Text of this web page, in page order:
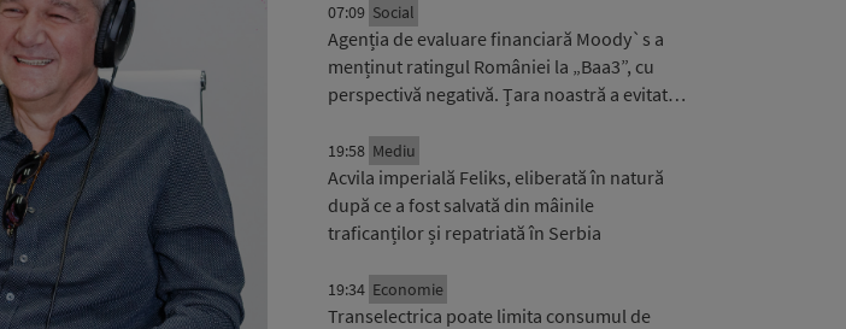
07:09 Social
Agenția de evaluare financiară Moody`s a
menținut ratingul României la „Baa3”, cu
perspectivă negativă. Țara noastră a evitat…
19:58 Mediu
Acvila imperială Feliks, eliberată în natură
după ce a fost salvată din mâinile
traficanților și repatriată în Serbia
19:34 Economie
Transelectrica poate limita consumul de